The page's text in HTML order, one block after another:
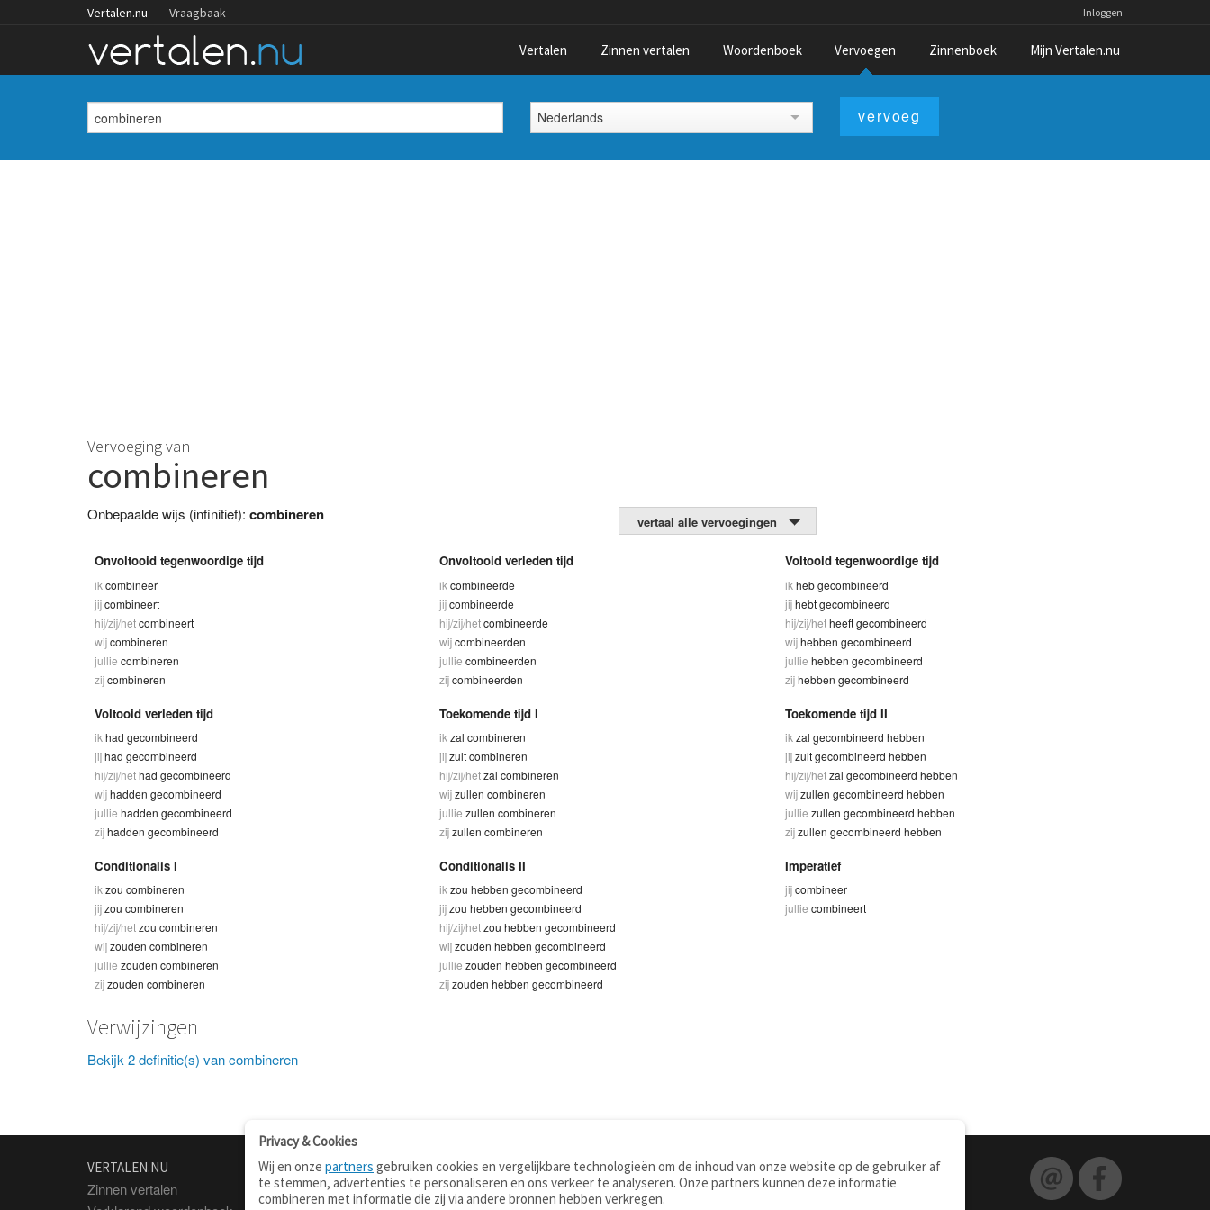
Vertalen.nu Vraagbaak Inloggen
Vertalen Zinnen vertalen Woordenboek Vervoegen Zinnenboek Mijn Vertalen.nu
Nederlands
Vervoeging van
combineren
Onbepaalde wijs (infinitief): combineren vertaal alle vervoegingen
Onvoltooid tegenwoordige tijd
ik combineer
jijcombineert
hij/zij/hetcombineert
wijcombineren
jullie combineren
zijcombineren
Onvoltooid verleden tijd
ikcombineerde
jijcombineerde
hij/zij/hetcombineerde
wijcombineerden
julliecombineerden
zijcombineerden
Voltooid tegenwoordige tijd
ik heb gecombineerd
jijhebt gecombineerd
hij/zij/hetheeft gecombineerd
wijhebben gecombineerd
jullie hebben gecombineerd
zijhebben gecombineerd
Voltooid verleden tijd
ik had gecombineerd
jijhad gecombineerd
hij/zij/hethad gecombineerd
wijhadden gecombineerd
jullie hadden gecombineerd
zijhadden gecombineerd
Toekomende tijd I
ikzal combineren
jijzult combineren
hij/zij/hetzal combineren
wijzullen combineren
julliezullen combineren
zijzullen combineren
Toekomende tijd II
ik zal gecombineerd hebben
jijzult gecombineerd hebben
hij/zij/hetzal gecombineerd hebben
wijzullen gecombineerd hebben
jullie zullen gecombineerd hebben
zijzullen gecombineerd hebben
Conditionalis I
ikzou combineren
jijzou combineren
hij/zij/hetzou combineren
wijzouden combineren
jullie zouden combineren
zijzouden combineren
Conditionalis II
ikzou hebben gecombineerd
jijzou hebben gecombineerd
hij/zij/hetzou hebben gecombineerd
wijzouden hebben gecombineerd
julliezouden hebben gecombineerd
zijzouden hebben gecombineerd
Imperatief
jijcombineer
jullie combineert
Verwijzingen
Bekijk 2 definitie(s) van combineren
VERTALEN.NU
Zinnen vertalen
OVER
Over deze site
TOOLS
Apps
WOORDENBOEKEN
Nederlands - Engels
Privacy & Cookies
Wij en onze partners gebruiken cookies en vergelijkbare technologieën om de inhoud van onze website op de gebruiker af
te stemmen, advertenties te personaliseren en ons verkeer te analyseren. Onze partners kunnen deze informatie
combineren met informatie die zij via andere bronnen hebben verkregen.